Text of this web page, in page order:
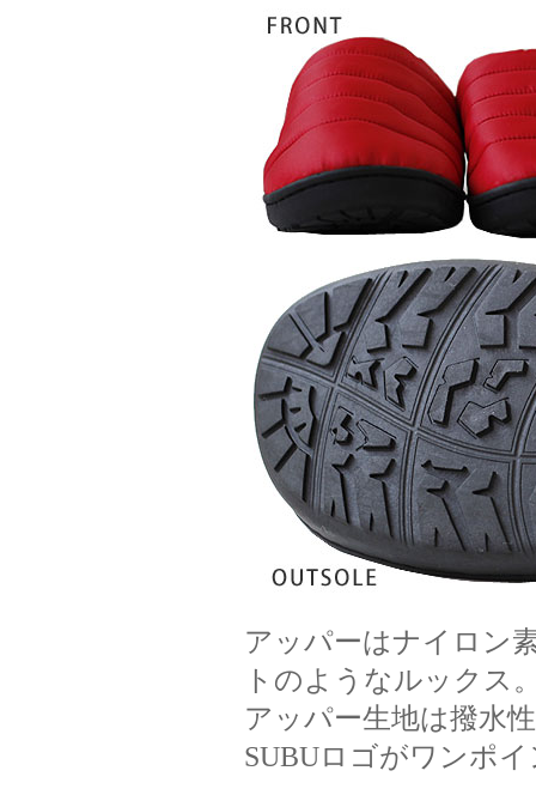
アッパーはナイロン
トのようなルックス
アッパー生地は撥水
SUBUロゴがワンポ